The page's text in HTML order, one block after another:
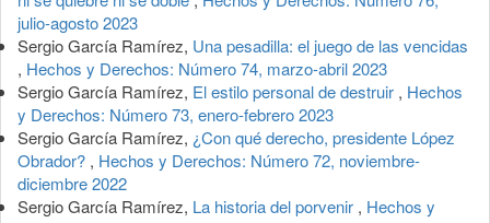
julio-agosto 2023
Sergio García Ramírez, Una pesadilla: el juego de las vencidas
, Hechos y Derechos: Número 74, marzo-abril 2023
Sergio García Ramírez, El estilo personal de destruir , Hechos
y Derechos: Número 73, enero-febrero 2023
Sergio García Ramírez, ¿Con qué derecho, presidente López
Obrador? , Hechos y Derechos: Número 72, noviembre-
diciembre 2022
Sergio García Ramírez, La historia del porvenir , Hechos y